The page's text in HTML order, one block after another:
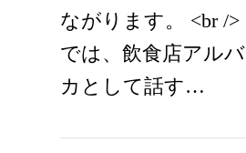
ながります。 <br />
では、飲食店アル
カとして話す…